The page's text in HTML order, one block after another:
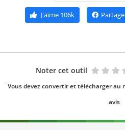
J'aime106k
Noter cet outil
Vous devez convertir et télécharger
avis